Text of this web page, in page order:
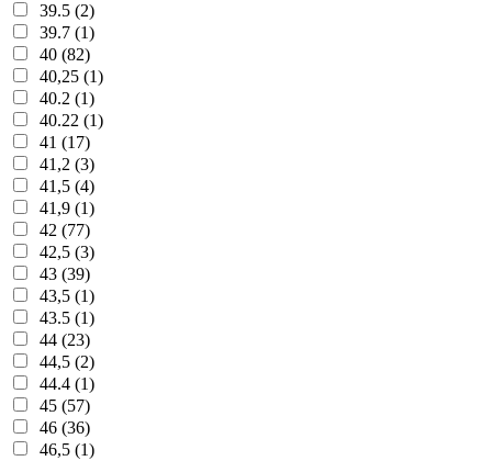
39.5 (2)
39.7 (1)
40 (82)
40,25 (1)
40.2 (1)
40.22 (1)
41 (17)
41,2 (3)
41,5 (4)
41,9 (1)
42 (77)
42,5 (3)
43 (39)
43,5 (1)
43.5 (1)
44 (23)
44,5 (2)
44.4 (1)
45 (57)
46 (36)
46,5 (1)